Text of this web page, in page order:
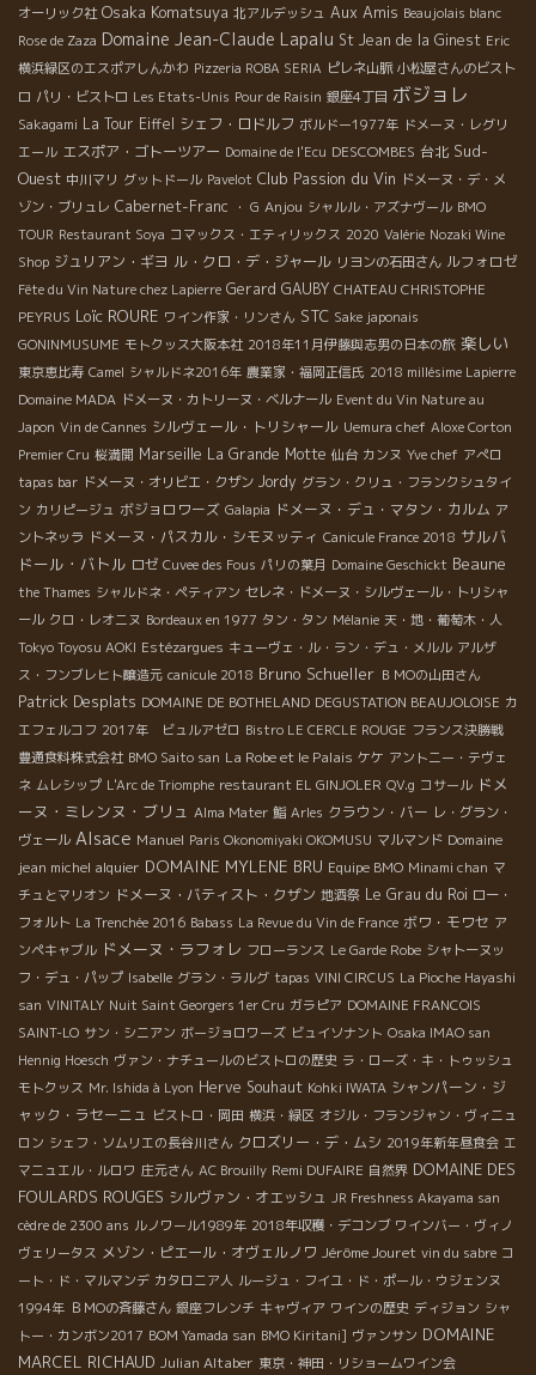
オーリック社 Osaka Komatsuya 北アルデッシュ Aux Amis Beaujolais blanc
Rose de Zaza Domaine Jean-Claude Lapalu St Jean de la Ginest Eric
横浜緑区のエスポアしんかわ Pizzeria ROBA SERIA ピレネ山脈 小松屋さんのビスト
ロ パリ・ビストロ Les Etats-Unis Pour de Raisin 銀座4丁目 ボジョレ
Sakagami La Tour Eiffel シェフ・ロドルフ ボルドー1977年 ドメーヌ・レグリ
エール エスポア・ゴトーツアー Domaine de l'Ecu DESCOMBES 台北 Sud-
Ouest 中川マリ グットドール Pavelot Club Passion du Vin ドメーヌ・デ・メ
ゾン・ブリュレ Cabernet-Franc ・ G Anjou シャルル・アズナヴール BMO
TOUR Restaurant Soya コマックス・エティリックス 2020 Valérie Nozaki Wine
Shop ジュリアン・ギヨ ル・クロ・デ・ジャール リヨンの石田さん ルフォロゼ
Fête du Vin Nature chez Lapierre Gerard GAUBY CHATEAU CHRISTOPHE
PEYRUS Loïc ROURE ワイン作家・リンさん STC Sake japonais
GONINMUSUME モトクッス大阪本社 2018年11月伊藤與志男の日本の旅 楽しい
東京恵比寿 Camel シャルドネ2016年 農業家・福岡正信氏 2018 millésime Lapierre
Domaine MADA ドメーヌ・カトリーヌ・ベルナール Event du Vin Nature au
Japon Vin de Cannes シルヴェール・トリシャール Uemura chef Aloxe Corton
Premier Cru 桜満開 Marseille La Grande Motte 仙台 カンヌ Yve chef アぺロ
tapas bar ドメーヌ・オリビエ・クザン Jordy グラン・クリュ・フランクシュタイ
ン カリピージュ ボジョロワーズ Galapia ドメーヌ・デュ・マタン・カルム ア
ントネッラ ドメーヌ・パスカル・シモヌッティ Canicule France 2018 サルバ
ドール・バトル ロゼ Cuvee des Fous パリの葉月 Domaine Geschickt Beaune
the Thames シャルドネ・ペティアン セレネ・ドメーヌ・シルヴェール・トリシャ
ール クロ・レオニヌ Bordeaux en 1977 タン・タン Mélanie 天・地・葡萄木・人
Tokyo Toyosu AOKI Estézargues キューヴェ・ル・ラン・デュ・メルル アルザ
ス・フンブレヒト醸造元 canicule 2018 Bruno Schueller ＢＭОの山田さん
Patrick Desplats DOMAINE DE BOTHELAND DEGUSTATION BEAUJOLOISE カ
エフェルコフ 2017年 ビュルアゼロ Bistro LE CERCLE ROUGE フランス決勝戦
豊通食料株式会社 BMO Saito san La Robe et le Palais ケケ アントニー・テヴェ
ネ ムレシップ L'Arc de Triomphe restaurant EL GINJOLER QV.g コサール ドメ
ーヌ・ミレンヌ・ブリュ Alma Mater 鮨 Arles クラウン・バー レ・グラン・
ヴェール Alsace Manuel Paris Okonomiyaki OKOMUSU マルマンド Domaine
jean michel alquier DOMAINE MYLENE BRU Equipe BMO Minami chan マ
チュとマリオン ドメーヌ・バティスト・クザン 地酒祭 Le Grau du Roi ロー・
フォルト La Trenchée 2016 Babass La Revue du Vin de France ボワ・モワセ ア
ンペキャブル ドメーヌ・ラフォレ フローランス Le Garde Robe シャトーヌッ
フ・デュ・パップ Isabelle グラン・ラルグ tapas VINI CIRCUS La Pioche Hayashi
san VINITALY Nuit Saint Georgers 1er Cru ガラピア DOMAINE FRANCOIS
SAINT-LO サン・シニアン ボージョロワーズ ビュイソナント Osaka IMAO san
Hennig Hoesch ヴァン・ナチュールのビストロの歴史 ラ・ローズ・キ・トゥッシュ
モトクッス Mr. Ishida à Lyon Herve Souhaut Kohki IWATA シャンパーン・ジ
ャック・ラセーニュ ビストロ・岡田 横浜・緑区 オジル・フランジャン・ヴィニュ
ロン シェフ・ソムリエの長谷川さん クロズリー・デ・ムシ 2019年新年昼食会 エ
マニュエル・ルロワ 庄元さん AC Brouilly Remi DUFAIRE 自然界 DOMAINE DES
FOULARDS ROUGES シルヴァン・オエッシュ JR Freshness Akayama san
cèdre de 2300 ans ルノワール1989年 2018年収穫・デコンブ ワインバー・ヴィノ
ヴェリータス メゾン・ピエール・オヴェルノワ Jérôme Jouret vin du sabre コ
ート・ド・マルマンデ カタロニア人 ルージュ・フイユ・ド・ポール・ウジェンヌ
1994年 ＢＭОの斉藤さん 銀座フレンチ キャヴィア ワインの歴史 ディジョン シャ
トー・カンボン2017 BOM Yamada san BMO Kiritani] ヴァンサン DOMAINE
MARCEL RICHAUD Julian Altaber 東京・神田・リショームワイン会